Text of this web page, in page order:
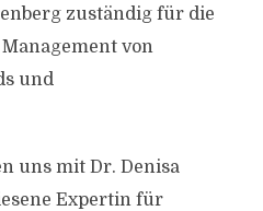
zuständig für die
von
und
uns mit Dr. Denisa
Expertin für